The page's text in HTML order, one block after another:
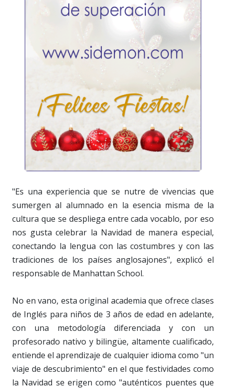
"Es una experiencia que se nutre de vivencias que
sumergen al alumnado en la esencia misma de la
cultura que se despliega entre cada vocablo, por eso
nos gusta celebrar la Navidad de manera especial,
conectando la lengua con las costumbres y con las
tradiciones de los países anglosajones", explicó el
responsable de Manhattan School.
No en vano, esta original academia que ofrece clases
de Inglés para niños de 3 años de edad en adelante,
con una metodología diferenciada y con un
profesorado nativo y bilingüe, altamente cualificado,
entiende el aprendizaje de cualquier idioma como "un
viaje de descubrimiento" en el que festividades como
la Navidad se erigen como "auténticos puentes que